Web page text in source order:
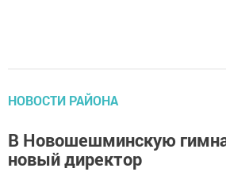
НОВОСТИ РАЙОНА
В Новошешминскую
новый директор